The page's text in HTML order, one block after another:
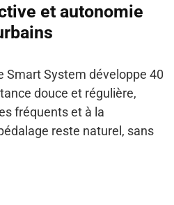
et autonomie
Smart System développe 40
douce et régulière,
fréquents et à la
reste naturel, sans